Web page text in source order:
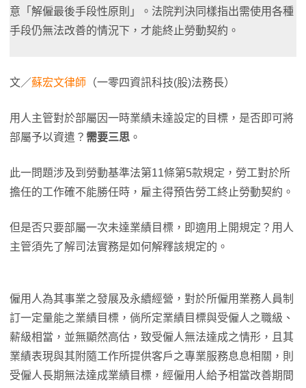
意「解僱最後手段性原則」。法院判決同樣指出需使用各種
手段仍無法改善的情況下，才能終止勞動契約。
文／蘇宏文律師 （一零四資訊科技(股)法務長）
用人主管對於部屬因一時業績未達設定的目標，是否即可將
部屬予以資遣？ 需要三思 。
此一問題涉及到勞動基準法第11條第5款規定，勞工對於所
擔任的工作確不能勝任時，雇主得預告勞工終止勞動契約。
但是否只要部屬一次未達業績目標，即適用上開規定？用人
主管須先了解司法實務是如何解釋該規定的。
僱用人為其事業之發展及永續經營，對於所僱用業務人員制
訂一定量能之業績目標，倘所定業績目標與受僱人之職級、
薪級相當，並無顯然高估，致受僱人無法達成之情形，且其
業績表現與其附隨工作所提供客戶之專業服務息息相關，則
受僱人長期無法達成業績目標，經僱用人給予相當改善期間